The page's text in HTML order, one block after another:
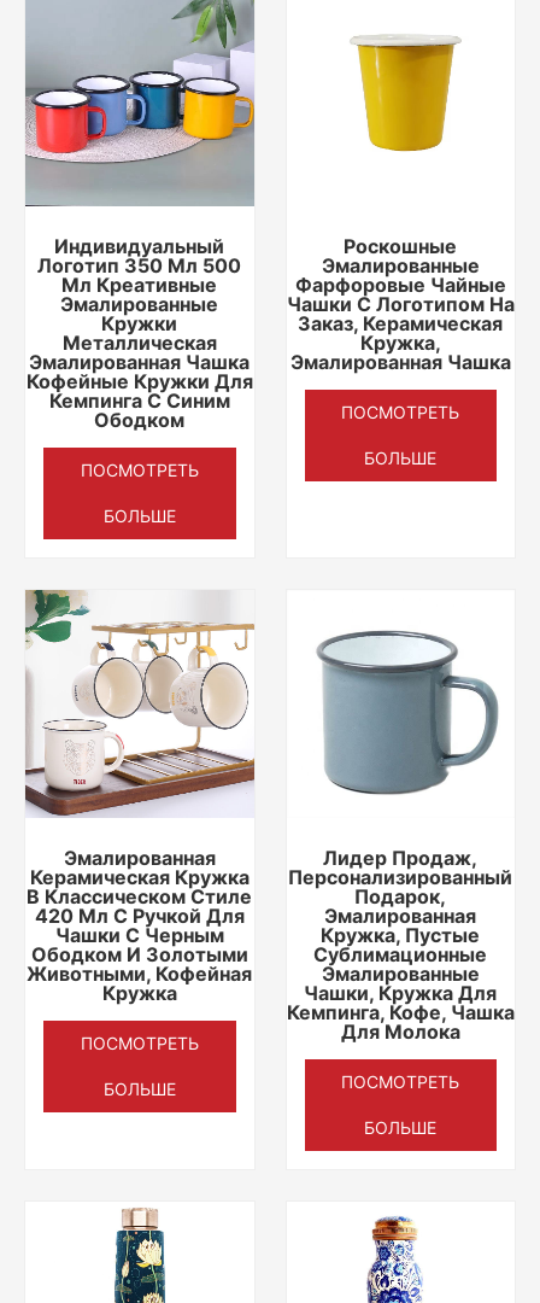
Индивидуальный
Логотип 350 Мл 500
Мл Креативные
Эмалированные
Кружки
Металлическая
Эмалированная Чашка
Кофейные Кружки Для
Кемпинга С Синим
Ободком
ПОСМОТРЕТЬ
БОЛЬШЕ
Роскошные
Эмалированные
Фарфоровые Чайные
Чашки С Логотипом На
Заказ, Керамическая
Кружка,
Эмалированная Чашка
ПОСМОТРЕТЬ
БОЛЬШЕ
Эмалированная
Керамическая Кружка
В Классическом Стиле
420 Мл С Ручкой Для
Чашки С Черным
Ободком И Золотыми
Животными, Кофейная
Кружка
ПОСМОТРЕТЬ
БОЛЬШЕ
Лидер Продаж,
Персонализированный
Подарок,
Эмалированная
Кружка, Пустые
Сублимационные
Эмалированные
Чашки, Кружка Для
Кемпинга, Кофе, Чашка
Для Молока
ПОСМОТРЕТЬ
БОЛЬШЕ